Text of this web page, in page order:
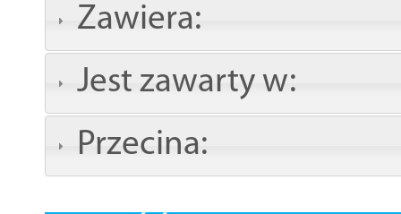
Zawiera:
Jest zawarty w:
Przecina: